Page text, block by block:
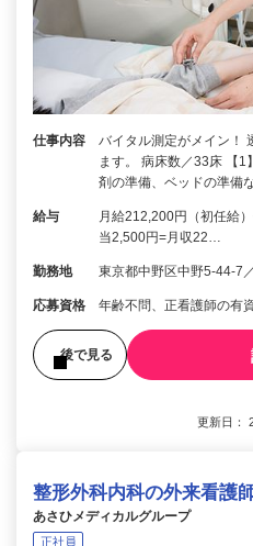
仕事内容
バイタル測定がメイン！
ます。 病床数／33床 【1
剤の準備、ベッドの準備
給与
月給212,200円（初任給
当2,500円=月収22…
勤務地 東京都中野区中野5-44-7
応募資格 年齢不問、正看護師の
後で見る
更新日：
整形外科内科の外来看護
あさひメディカルグループ
正社員